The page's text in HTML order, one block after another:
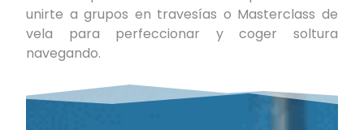
unirte a grupos en travesías o Masterclass de
vela para perfeccionar y coger soltura
navegando.